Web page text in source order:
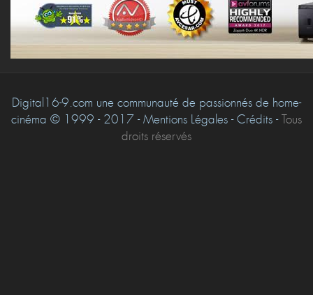
Digital16-9.com une communauté de passionnés de home-
cinéma © 1999 - 2017 - Mentions Légales - Crédits -Tous
droits réservés